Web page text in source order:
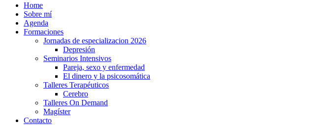
Home
Sobre mí
Agenda
Formaciones
Jornadas de especializacion 2026
Depresión
Seminarios Intensivos
Pareja, sexo y enfermedad
El dinero y la psicosomática
Talleres Terapéuticos
Cerebro
Talleres On Demand
Magíster
Contacto